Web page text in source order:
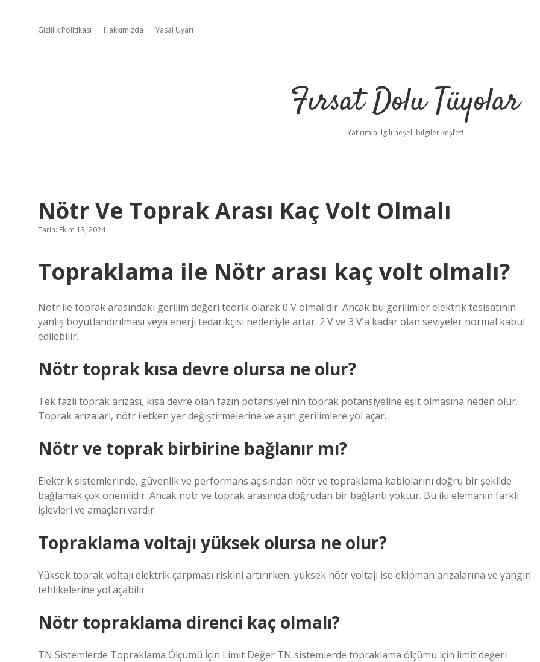
Gizlilik Politikası Hakkımızda Yasal Uyarı
Fırsat Dolu Tüyolar
Yatırımla ilgili neşeli bilgiler keşfet!
Nötr Ve Toprak Arası Kaç Volt Olmalı
Tarih: Ekim 13, 2024
Topraklama ile Nötr arası kaç volt olmalı?
Nötr ile toprak arasındaki gerilim değeri teorik olarak 0 V olmalıdır. Ancak bu gerilimler elektrik tesisatının
yanlış boyutlandırılması veya enerji tedarikçisi nedeniyle artar. 2 V ve 3 V’a kadar olan seviyeler normal kabul
edilebilir.
Nötr toprak kısa devre olursa ne olur?
Tek fazlı toprak arızası, kısa devre olan fazın potansiyelinin toprak potansiyeline eşit olmasına neden olur.
Toprak arızaları, nötr iletken yer değiştirmelerine ve aşırı gerilimlere yol açar.
Nötr ve toprak birbirine bağlanır mı?
Elektrik sistemlerinde, güvenlik ve performans açısından nötr ve topraklama kablolarını doğru bir şekilde
bağlamak çok önemlidir. Ancak nötr ve toprak arasında doğrudan bir bağlantı yoktur. Bu iki elemanın farklı
işlevleri ve amaçları vardır.
Topraklama voltajı yüksek olursa ne olur?
Yüksek toprak voltajı elektrik çarpması riskini artırırken, yüksek nötr voltajı ise ekipman arızalarına ve yangın
tehlikelerine yol açabilir.
Nötr topraklama direnci kaç olmalı?
TN Sistemlerde Topraklama Ölçümü İçin Limit Değer TN sistemlerde topraklama ölçümü için limit değeri